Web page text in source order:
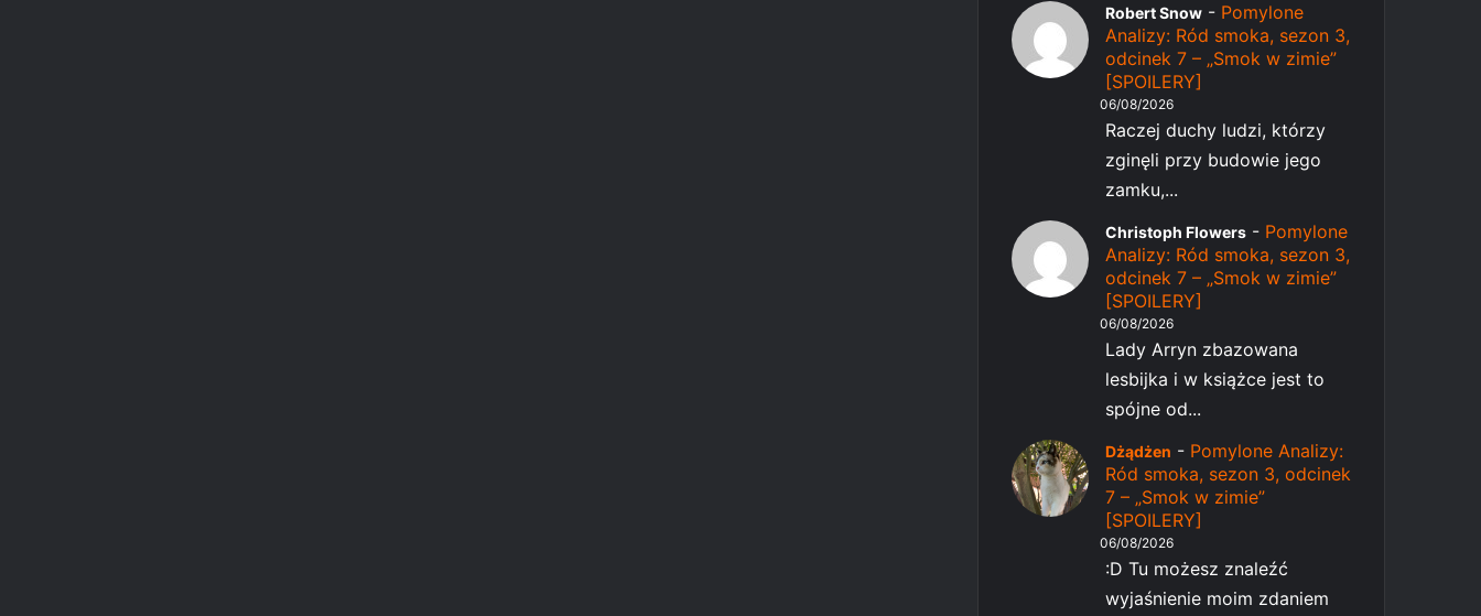
Robert Snow - Pomylone
Analizy: Ród smoka, sezon 3,
odcinek 7 – „Smok w zimie”
[SPOILERY]
06/08/2026
Raczej duchy ludzi, którzy
zginęli przy budowie jego
zamku,...
Christoph Flowers - Pomylone
Analizy: Ród smoka, sezon 3,
odcinek 7 – „Smok w zimie”
[SPOILERY]
06/08/2026
Lady Arryn zbazowana
lesbijka i w książce jest to
spójne od...
Dżądżen - Pomylone Analizy:
Ród smoka, sezon 3, odcinek
7 – „Smok w zimie”
[SPOILERY]
06/08/2026
:D Tu możesz znaleźć
wyjaśnienie moim zdaniem